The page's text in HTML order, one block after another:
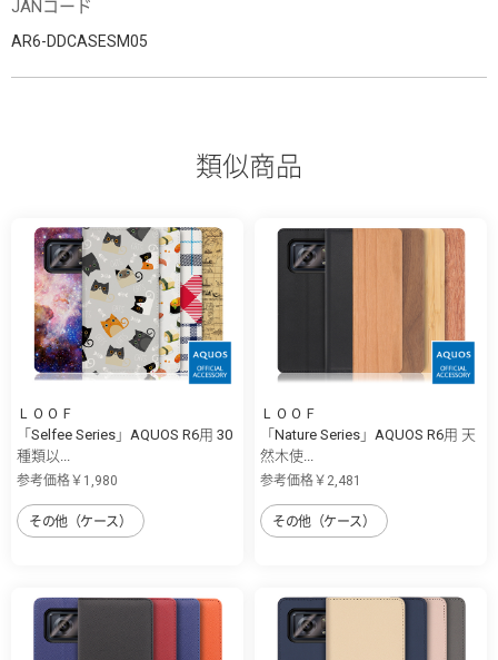
JANコード
AR6-DDCASESM05
類似商品
ＬＯＯＦ
「Selfee Series」AQUOS R6用 30
種類以...
参考価格￥1,980
その他（ケース）
ＬＯＯＦ
「Nature Series」AQUOS R6用 天
然木使...
参考価格￥2,481
その他（ケース）